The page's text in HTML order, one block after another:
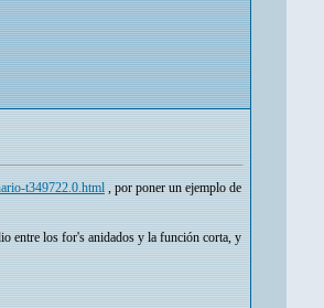
t349722.0.html, por poner un ejemplo de
entre los for's anidados y la función corta, y